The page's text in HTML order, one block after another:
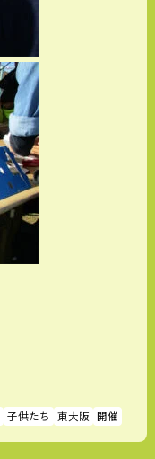
子供たち 東大阪 開催